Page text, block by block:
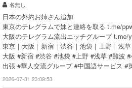
名無し
日本の外約お姉さん追加
東京のテレグラムで妹と連絡を取る t.me/
大阪のテレグラム流出エッチグループ t.me/
東京｜大阪｜新宿｜渋谷｜池袋｜上野｜浅
大阪 #新宿 #渋谷 #池袋 #上野 #浅草 #難波
出張 #華人交流グループ #中国語サービス #
2026-07-31 23:09:53